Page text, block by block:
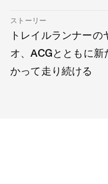
ストーリー
トレイルランナーの
オ、ACGとともに新
かって走り続ける